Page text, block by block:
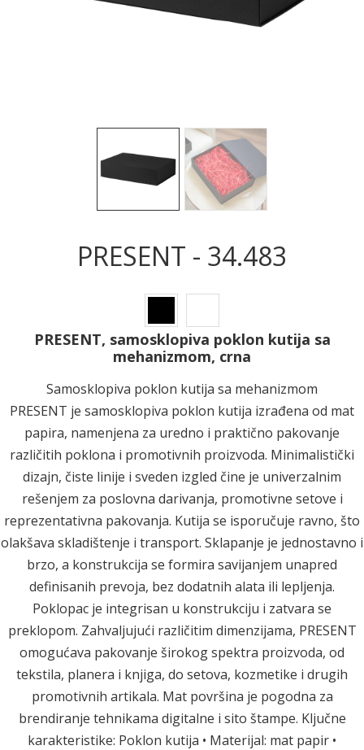
PRESENT - 34.483
PRESENT, samosklopiva poklon kutija sa
mehanizmom, crna
Samosklopiva poklon kutija sa mehanizmom
PRESENT je samosklopiva poklon kutija izrađena od mat
papira, namenjena za uredno i praktično pakovanje
različitih poklona i promotivnih proizvoda. Minimalistički
dizajn, čiste linije i sveden izgled čine je univerzalnim
rešenjem za poslovna darivanja, promotivne setove i
reprezentativna pakovanja. Kutija se isporučuje ravno, što
olakšava skladištenje i transport. Sklapanje je jednostavno i
brzo, a konstrukcija se formira savijanjem unapred
definisanih prevoja, bez dodatnih alata ili lepljenja.
Poklopac je integrisan u konstrukciju i zatvara se
preklopom. Zahvaljujući različitim dimenzijama, PRESENT
omogućava pakovanje širokog spektra proizvoda, od
tekstila, planera i knjiga, do setova, kozmetike i drugih
promotivnih artikala. Mat površina je pogodna za
brendiranje tehnikama digitalne i sito štampe. Ključne
karakteristike: Poklon kutija • Materijal: mat papir •